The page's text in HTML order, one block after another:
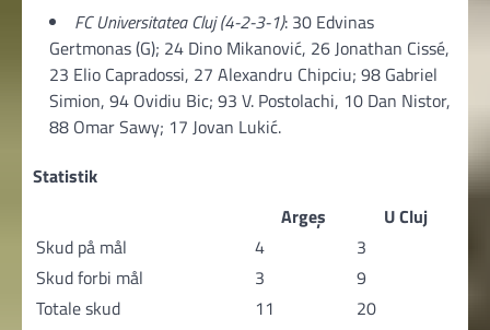
FC Universitatea Cluj (4-2-3-1): 30 Edvinas
Gertmonas (G); 24 Dino Mikanović, 26 Jonathan Cissé,
23 Elio Capradossi, 27 Alexandru Chipciu; 98 Gabriel
Simion, 94 Ovidiu Bic; 93 V. Postolachi, 10 Dan Nistor,
88 Omar Sawy; 17 Jovan Lukić.
Statistik
Argeș
U Cluj
Skud på mål
4
3
Skud forbi mål
3
9
Totale skud
11
20